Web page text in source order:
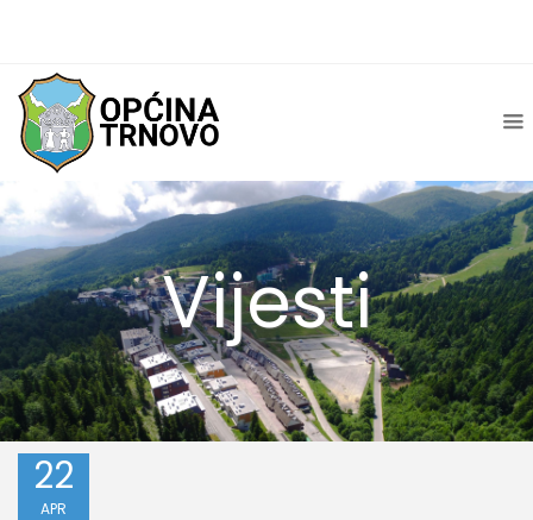
Vijesti
22
APR